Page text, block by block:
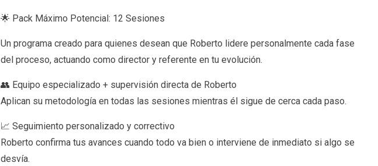
🌟 Pack Máximo Potencial: 12 Sesiones
Un programa creado para quienes desean que Roberto lidere personalmente cada fase
del proceso, actuando como director y referente en tu evolución.
👥 Equipo especializado + supervisión directa de Roberto
Aplican su metodología en todas las sesiones mientras él sigue de cerca cada paso.
📈 Seguimiento personalizado y correctivo
Roberto confirma tus avances cuando todo va bien o interviene de inmediato si algo se
desvía.